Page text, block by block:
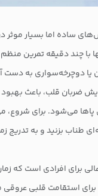
ساده اما بسیار موثر
با چند دقیقه تمرین منظم
یا دوچرخه‌سواری به دست
ضربان قلب، باعث
می‌شود. برای شروع،
تا ۶۰ ثانیه‌ای طناب بزنید و به
برای افرادی است که
استقامت قلبی عروقی